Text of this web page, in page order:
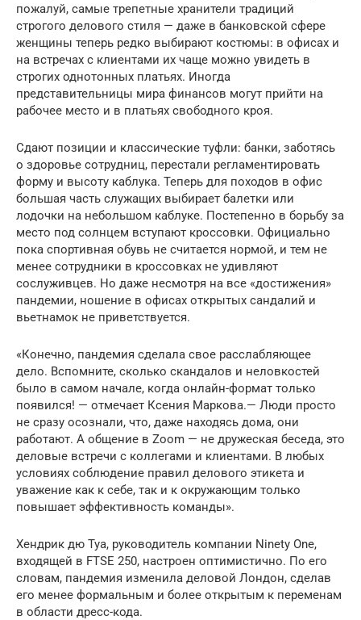
пожалуй, самые трепетные хранители традиций
строгого делового стиля — даже в банковской сфере
женщины теперь редко выбирают костюмы: в офисах и
на встречах с клиентами их чаще можно увидеть в
строгих однотонных платьях. Иногда
представительницы мира финансов могут прийти на
рабочее место и в платьях свободного кроя.
Сдают позиции и классические туфли: банки, заботясь
о здоровье сотрудниц, перестали регламентировать
форму и высоту каблука. Теперь для походов в офис
большая часть служащих выбирает балетки или
лодочки на небольшом каблуке. Постепенно в борьбу за
место под солнцем вступают кроссовки. Официально
пока спортивная обувь не считается нормой, и тем не
менее сотрудники в кроссовках не удивляют
сослуживцев. Но даже несмотря на все «достижения»
пандемии, ношение в офисах открытых сандалий и
вьетнамок не приветствуется.
«Конечно, пандемия сделала свое расслабляющее
дело. Вспомните, сколько скандалов и неловкостей
было в самом начале, когда онлайн-формат только
появился! — отмечает Ксения Маркова.— Люди просто
не сразу осознали, что, даже находясь дома, они
работают. А общение в Zoom — не дружеская беседа, это
деловые встречи с коллегами и клиентами. В любых
условиях соблюдение правил делового этикета и
уважение как к себе, так и к окружающим только
повышает эффективность команды».
Хендрик дю Туа, руководитель компании Ninety One,
входящей в FTSE 250, настроен оптимистично. По его
словам, пандемия изменила деловой Лондон, сделав
его менее формальным и более открытым к переменам
в области дресс-кода.